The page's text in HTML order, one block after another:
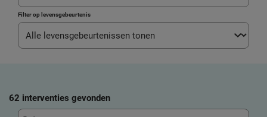
Filter op levensgebeurtenis
62 interventies gevonden
Z